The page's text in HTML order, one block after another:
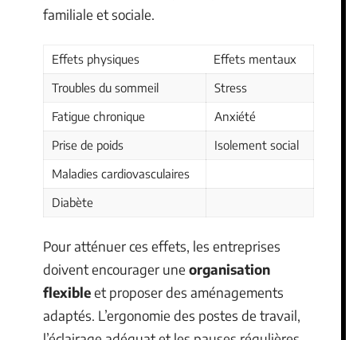
familiale et sociale.
Effets physiques
Effets mentaux
Troubles du sommeil
Stress
Fatigue chronique
Anxiété
Prise de poids
Isolement social
Maladies cardiovasculaires
Diabète
Pour atténuer ces effets, les entreprises
doivent encourager une organisation
flexibleet proposer des aménagements
adaptés. L’ergonomie des postes de travail,